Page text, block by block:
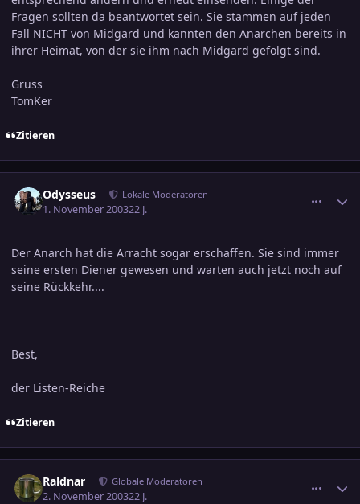
Fragen sollten da beantwortet sein. Sie stammen auf jeden
Fall NICHT von Midgard und kannten den Anarchen bereits in
ihrer Heimat, von der sie ihm nach Midgard gefolgt sind.
Gruss
TomKer
Zitieren
Odysseus Lokale Moderatoren
1. November 200322 J.
Der Anarch hat die Arracht sogar erschaffen. Sie sind immer
seine ersten Diener gewesen und warten auch jetzt noch auf
seine Rückkehr....
Best,
der Listen-Reiche
Zitieren
Raldnar Globale Moderatoren
2. November 200322 J.